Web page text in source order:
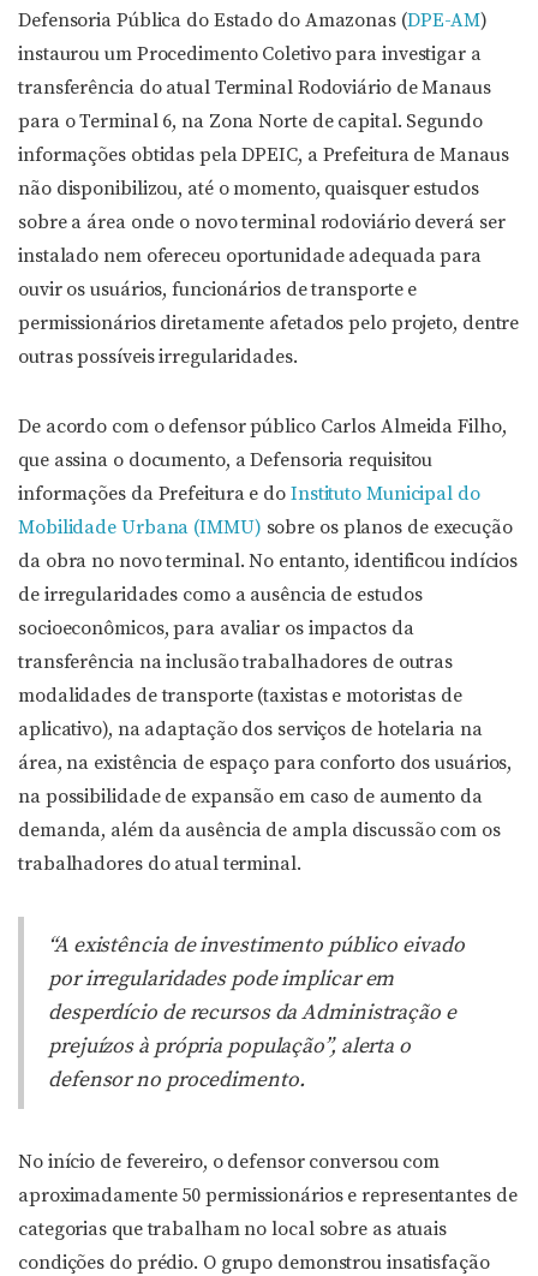
Defensoria Pública do Estado do Amazonas (DPE-AM)
instaurou um Procedimento Coletivo para investigar a
transferência do atual Terminal Rodoviário de Manaus
para o Terminal 6, na Zona Norte de capital. Segundo
informações obtidas pela DPEIC, a Prefeitura de Manaus
não disponibilizou, até o momento, quaisquer estudos
sobre a área onde o novo terminal rodoviário deverá ser
instalado nem ofereceu oportunidade adequada para
ouvir os usuários, funcionários de transporte e
permissionários diretamente afetados pelo projeto, dentre
outras possíveis irregularidades.
De acordo com o defensor público Carlos Almeida Filho,
que assina o documento, a Defensoria requisitou
informações da Prefeitura e do Instituto Municipal do
Mobilidade Urbana (IMMU) sobre os planos de execução
da obra no novo terminal. No entanto, identificou indícios
de irregularidades como a ausência de estudos
socioeconômicos, para avaliar os impactos da
transferência na inclusão trabalhadores de outras
modalidades de transporte (taxistas e motoristas de
aplicativo), na adaptação dos serviços de hotelaria na
área, na existência de espaço para conforto dos usuários,
na possibilidade de expansão em caso de aumento da
demanda, além da ausência de ampla discussão com os
trabalhadores do atual terminal.
“A existência de investimento público eivado
por irregularidades pode implicar em
desperdício de recursos da Administração e
prejuízos à própria população”, alerta o
defensor no procedimento.
No início de fevereiro, o defensor conversou com
aproximadamente 50 permissionários e representantes de
categorias que trabalham no local sobre as atuais
condições do prédio. O grupo demonstrou insatisfação